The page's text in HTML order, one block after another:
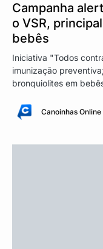
Campanha
o VSR,
bebês
Iniciativa "Todos
imunização
bronquiolites em
Canoinhas Online